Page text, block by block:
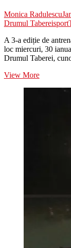
Monica Radulescu
Drumul Tabereisport
A 3-a ediție de
loc miercuri, 30
Drumul Taberei,
View MoreTTR